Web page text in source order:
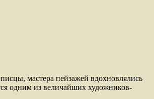
мастера пейзажей вдохновлялись
одним из величайших художников-